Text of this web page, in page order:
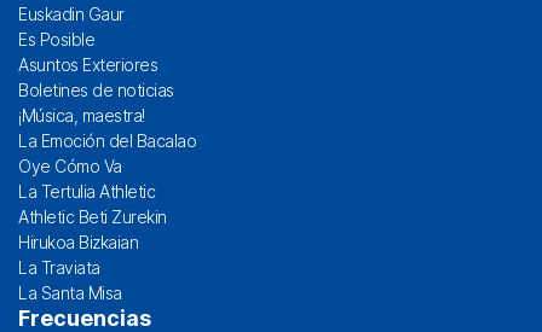
Euskadin Gaur
Es Posible
Asuntos Exteriores
Boletines de noticias
¡Música, maestra!
La Emoción del Bacalao
Oye Cómo Va
La Tertulia Athletic
Athletic Beti Zurekin
Hirukoa Bizkaian
La Traviata
La Santa Misa
Frecuencias